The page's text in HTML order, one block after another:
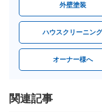
外壁塗装
ハウスクリーニン
オーナー様へ
関連記事